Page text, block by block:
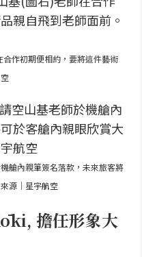
作初期便相約，要將這件藝術
艙內親筆簽名落款，未來旅客將
源｜星宇航空
擔任形象大